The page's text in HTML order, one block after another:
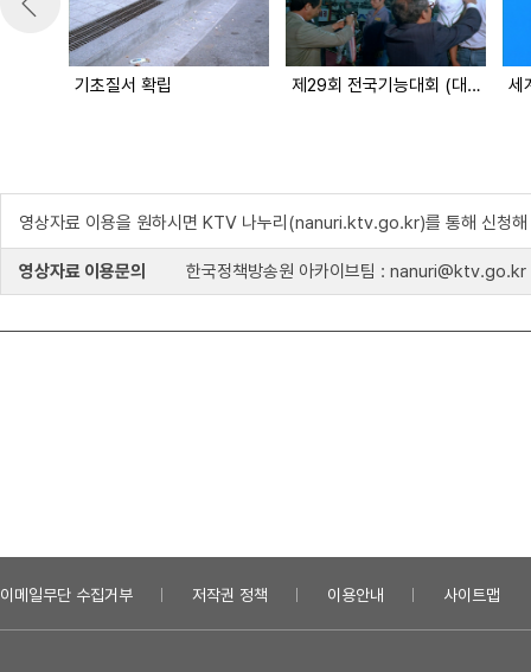
기초질서 확립 제29회 전국기능대회 (대한뉴스 2026호 수록)
영상자료 이용을 원하시면 KTV 나누리(nanuri.ktv.go.kr)를 통해 신청해
영상자료 이용문의 한국정책방송원 아카이브팀 : nanuri@ktv.go.kr
이메일무단 수집거부 저작권 정책 이용안내 사이트맵